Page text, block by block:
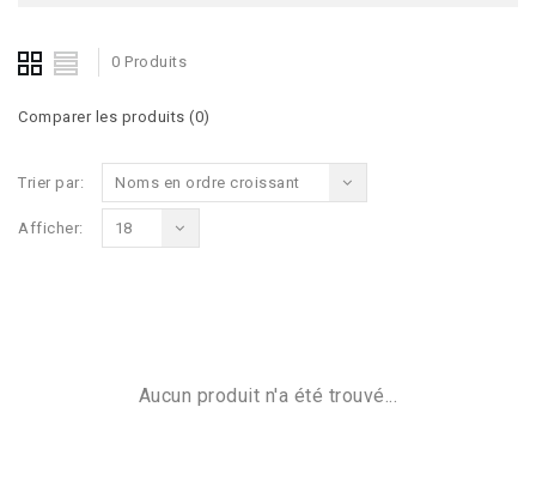
0 Produits
Comparer les produits (0)
Trier par: Noms en ordre croissant
Afficher: 18
Aucun produit n'a été trouvé...